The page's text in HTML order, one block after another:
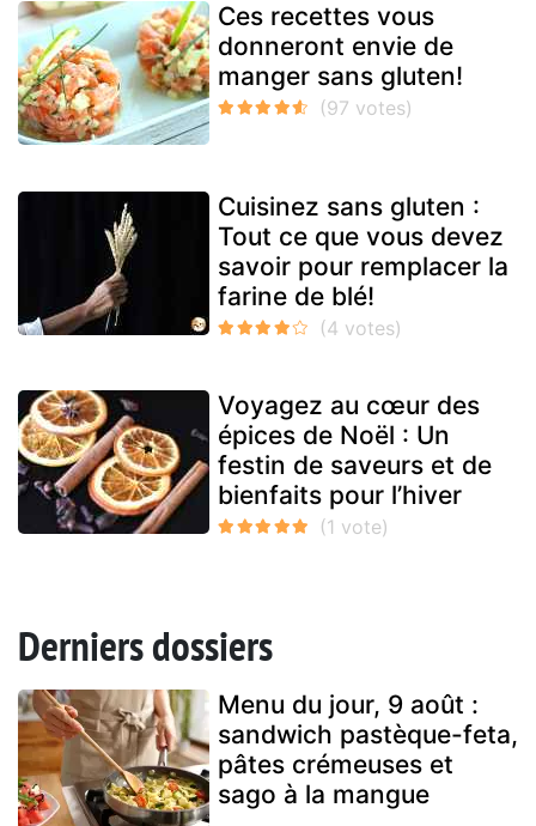
Ces recettes vous
donneront envie de
manger sans gluten!
Cuisinez sans gluten :
Tout ce que vous devez
savoir pour remplacer la
farine de blé!
Voyagez au cœur des
épices de Noël : Un
festin de saveurs et de
bienfaits pour l’hiver
Derniers dossiers
Menu du jour, 9 août :
sandwich pastèque-feta,
pâtes crémeuses et
sago à la mangue